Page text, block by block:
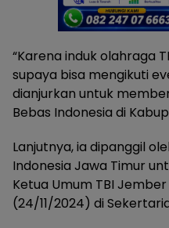
“Karena induk olahraga
supaya bisa mengikuti
dianjurkan untuk
Bebas Indonesia di
Lanjutnya, ia dipanggil
Indonesia Jawa Timur
Ketua Umum TBI
(24/11/2024) di